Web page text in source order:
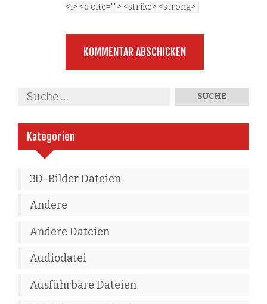
<i> <q cite=""> <strike> <strong>
Kategorien
3D-Bilder Dateien
Andere
Andere Dateien
Audiodatei
Ausführbare Dateien